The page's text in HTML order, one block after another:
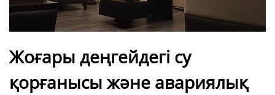
Жоғары деңгейдегі су
қорғанысы және авариялық